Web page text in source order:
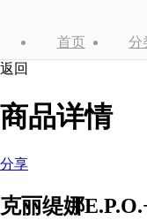
首页 分
返回
商品详情
分享
克丽缇娜